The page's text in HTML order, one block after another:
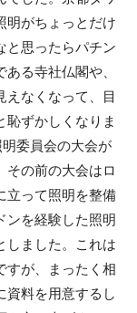
明がちょっとだけ
と思ったらパチン
る寺社仏閣や、
えなくなって、目
恥ずかしくなりま
委員会の大会が
その前の大会はロ
立って照明を整備
ンを経験した照明
しました。これは
すが、まったく相
資料を用意するし